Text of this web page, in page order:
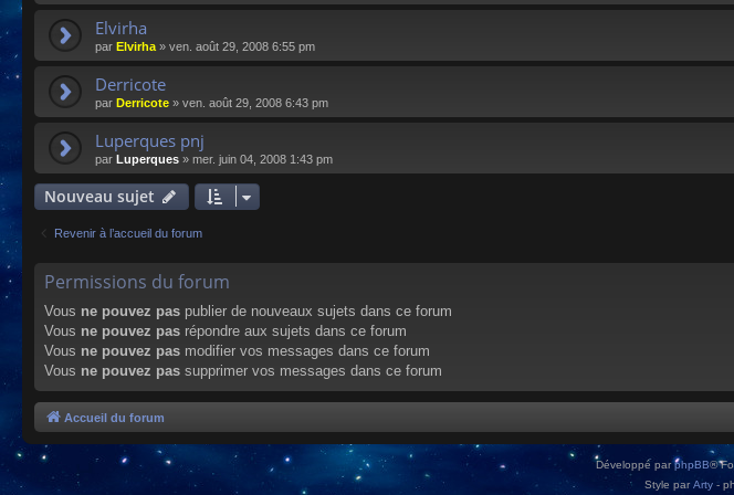
Elvirha
par Elvirha » ven. août 29, 2008 6:55 pm
Derricote
par Derricote » ven. août 29, 2008 6:43 pm
Luperques pnj
par Luperques » mer. juin 04, 2008 1:43 pm
Nouveau sujet
Revenir à l’accueil du forum
Permissions du forum
Vous ne pouvez pas publier de nouveaux sujets dans ce forum
Vous ne pouvez pas répondre aux sujets dans ce forum
Vous ne pouvez pas modifier vos messages dans ce forum
Vous ne pouvez pas supprimer vos messages dans ce forum
Accueil du forum
Développé parphpBB®
Style par Arty -